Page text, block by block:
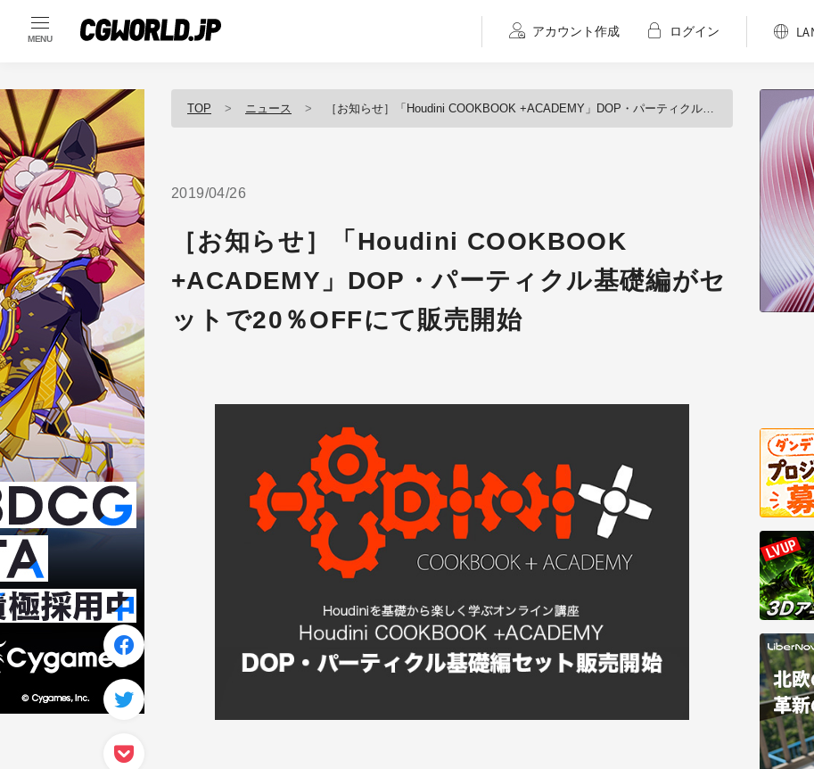
MENU
アカウント作成 ログイン
TOP ニュース ［お知らせ］「Houdini COOKBOOK +ACADEMY」DOP・パーティクル基礎編がセットで20％OFFにて販売開始
2019/04/26
［お知らせ］「Houdini COOKBOOK
+ACADEMY」DOP・パーティクル基礎編がセ
ットで20％OFFにて販売開始